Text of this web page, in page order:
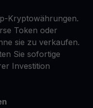
Kryptowährungen.
Token oder
sie zu verkaufen.
Sie sofortige
Investition